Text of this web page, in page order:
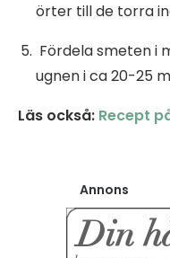
örter till de torra
Fördela smeten i
ugnen i ca 20-25
Läs också: Recept
Annons